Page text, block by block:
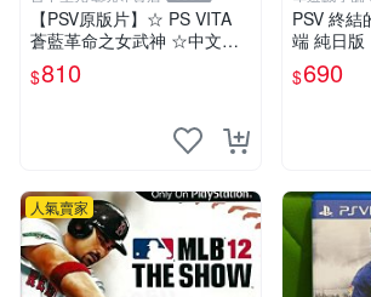
【PSV原版片】☆ PS VITA
蒼藍革命之女武神 ☆中文版
全新品【台中星光電玩】
$810
PSV 終結
端 純日版
$690
人氣賣家